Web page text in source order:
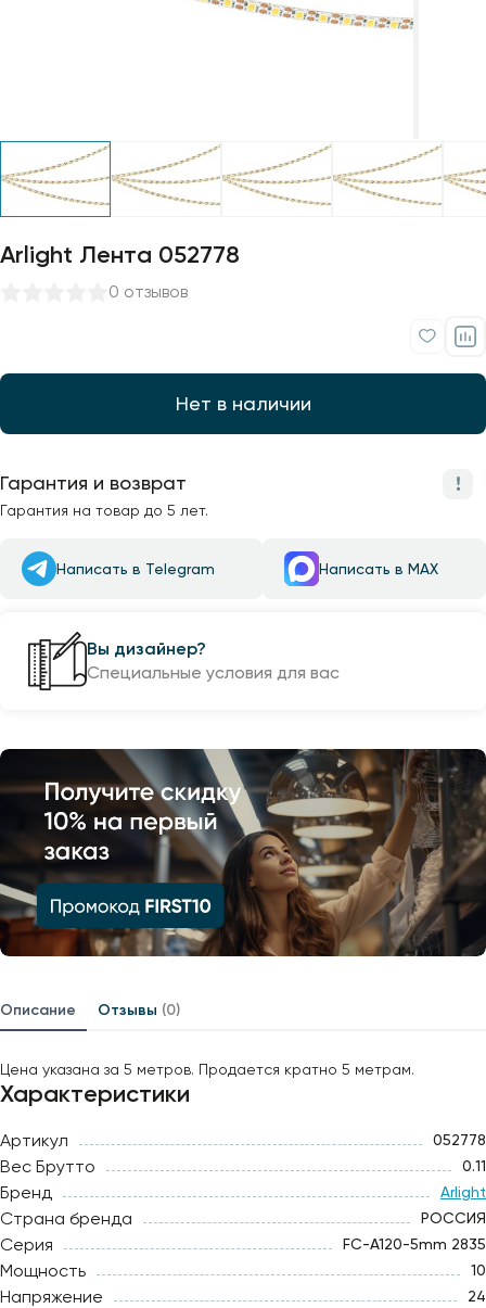
Arlight Лента 052778
0 отзывов
Нет в наличии
Гарантия и возврат
Гарантия на товар до 5 лет.
Написать в Telegram Написать в MAX
Вы дизайнер?
Специальные условия для вас
Описание Отзывы (0)
Цена указана за 5 метров. Продается кратно 5 метрам.
Характеристики
Артикул 052778
Вес Брутто 0.11
Бренд Arlight
Страна бренда РОССИЯ
Серия FC-A120-5mm 2835
Мощность 10
Напряжение 24